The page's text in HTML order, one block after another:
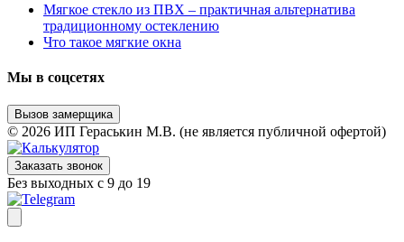
Мягкое стекло из ПВХ – практичная альтернатива
традиционному остеклению
Что такое мягкие окна
Мы в соцсетях
Вызов замерщика
© 2026 ИП Гераськин М.В. (не является публичной офертой)
Заказать звонок
Без выходных с 9 до 19